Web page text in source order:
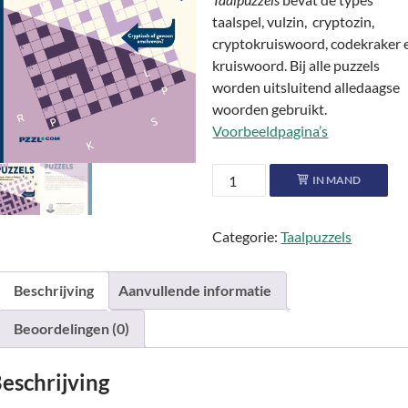
taalspel, vulzin, cryptozin,
cryptokruiswoord, codekraker
kruiswoord. Bij alle puzzels
worden uitsluitend alledaagse
woorden gebruikt.
Voorbeeldpagina’s
Taalpuzzels
●●●●
IN MAND
Categorie:Taalpuzzels
Beschrijving Aanvullende informatie
Beoordelingen (0)